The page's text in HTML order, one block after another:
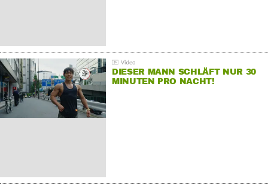
DIESER MANN SCHLÄFT NUR 30
MINUTEN PRO NACHT!